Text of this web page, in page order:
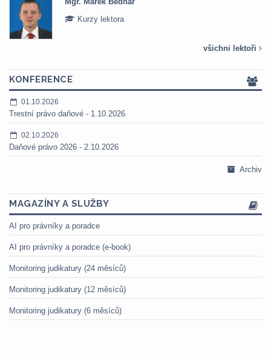
Kurzy lektora
všichni lektoři
KONFERENCE
01.10.2026
Trestní právo daňové - 1.10.2026
02.10.2026
Daňové právo 2026 - 2.10.2026
Archiv
MAGAZÍNY A SLUŽBY
AI pro právníky a poradce
AI pro právníky a poradce (e-book)
Monitoring judikatury (24 měsíců)
Monitoring judikatury (12 měsíců)
Monitoring judikatury (6 měsíců)